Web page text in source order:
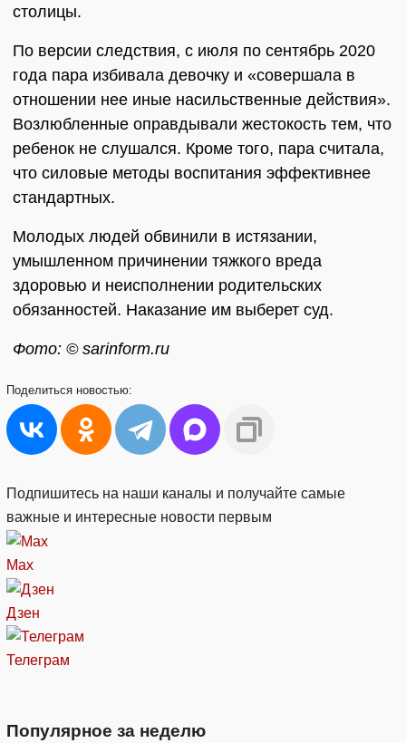
столицы.
По версии следствия, с июля по сентябрь 2020
года пара избивала девочку и «совершала в
отношении нее иные насильственные действия».
Возлюбленные оправдывали жестокость тем, что
ребенок не слушался. Кроме того, пара считала,
что силовые методы воспитания эффективнее
стандартных.
Молодых людей обвинили в истязании,
умышленном причинении тяжкого вреда
здоровью и неисполнении родительских
обязанностей. Наказание им выберет суд.
Фото: © sarinform.ru
Поделиться новостью:
Подпишитесь на наши каналы и получайте самые
важные и интересные новости первым
Max
Дзен
Телеграм
Популярное за неделю